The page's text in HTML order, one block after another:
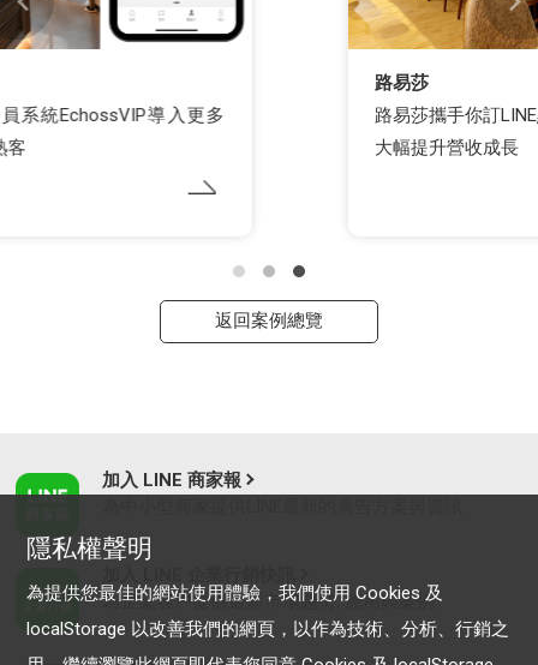
路易莎攜手你訂LINE點餐，創造消費者門市雙贏，
返回案例總覽
加入 LINE 商家報
為企業客戶提供最新市場趨勢, 應用與案例
隱私權聲明
為提供您最佳的網站使用體驗，我們使用 Cookies 及
localStorage 以改善我們的網頁，以作為技術、分析、行銷之